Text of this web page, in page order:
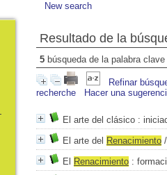
New search
Resultado de la
5 búsqueda de la palabra clave
Refinar
recherche
Hacer una
El arte del clásico :
El arte del Renacimiento
El
Renacimiento :